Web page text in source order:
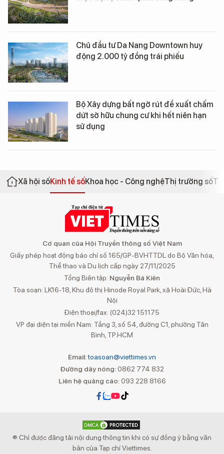
Chủ đầu tư Da Nang Downtown huy
động 2.000 tỷ đồng trái phiếu
Bộ Xây dựng bất ngờ rút đề xuất chấm
dứt sở hữu chung cư khi hết niên hạn
sử dụng
Xã hội sốKinh tế sốKhoa học - Công nghệThị trường số
Cơ quan của Hội Truyền thông số Việt Nam
Giấy phép hoạt động báo chí số 165/GP-BVHTTDL do Bộ Văn hóa,
Thể thao và Du lịch cấp ngày 27/11/2025
Tổng Biên tập: Nguyễn Bá Kiên
Tòa soạn: LK16-18, Khu đô thị Hinode Royal Park, xã Hoài Đức, Hà
Nội
Điện thoại/fax: (024)32 151175
VP đại diện tại miền Nam: Tầng 3, số 54, đường C1, phường Tân
Bình, TP.HCM
Email:toasoan@viettimes.vn
Đường dây nóng: 0862 774 832
Liên hệ quảng cáo:093 228 8166
® Chỉ được đăng tải nội dung thông tin khi có sự đồng ý bằng văn
bản của Tạp chí Viettimes.